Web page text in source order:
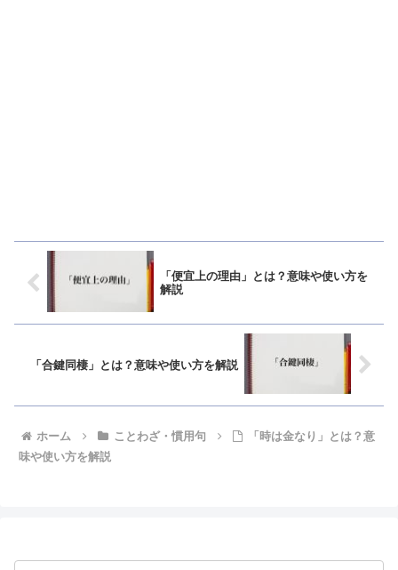
「便宜上の理由」とは？意味や使い方を
解説
「合鍵同棲」とは？意味や使い方を解説
ホーム ことわざ・慣用句
「時は金なり」とは？意
味や使い方を解説